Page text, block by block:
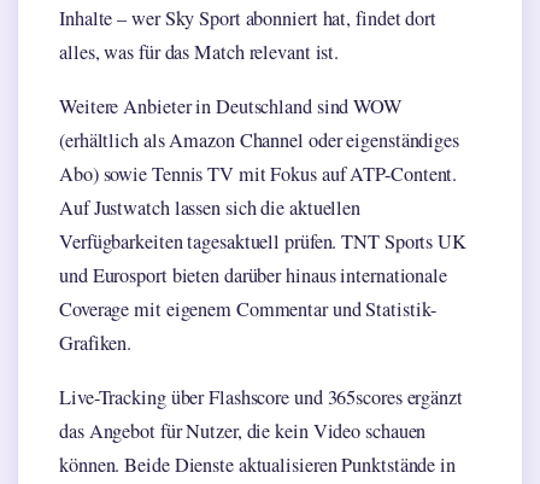
Inhalte – wer Sky Sport abonniert hat, findet dort
alles, was für das Match relevant ist.
Weitere Anbieter in Deutschland sind WOW
(erhältlich als Amazon Channel oder eigenständiges
Abo) sowie Tennis TV mit Fokus auf ATP-Content.
Auf Justwatch lassen sich die aktuellen
Verfügbarkeiten tagesaktuell prüfen. TNT Sports UK
und Eurosport bieten darüber hinaus internationale
Coverage mit eigenem Commentar und Statistik-
Grafiken.
Live-Tracking über Flashscore und 365scores ergänzt
das Angebot für Nutzer, die kein Video schauen
können. Beide Dienste aktualisieren Punktstände in